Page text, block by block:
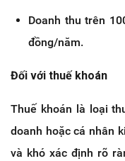
Doanh thu trên
đồng/năm.
Đối với thuế khoán
Thuế khoán là loại
doanh hoặc cá nhân
và khó xác định rõ